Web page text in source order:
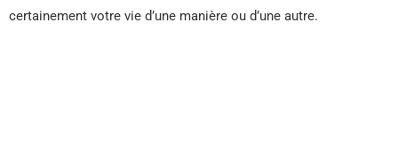
certainement votre vie d’une manière ou d’une autre.